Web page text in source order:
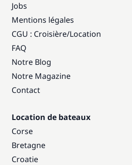
Jobs
Mentions légales
CGU : Croisière/Location
FAQ
Notre Blog
Notre Magazine
Contact
Location de bateaux
Corse
Bretagne
Croatie